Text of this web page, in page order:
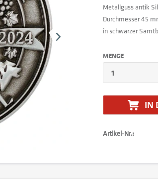
Metallguss antik
Durchmesser 45
in schwarzer
MENGE
IN
Artikel-Nr.: